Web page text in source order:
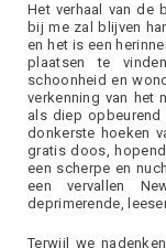
Het verhaal van de
bij me zal blijven
en het is een
plaatsen te
schoonheid en
verkenning van het
als diep
donkerste hoeken
gratis doos,
een scherpe en
een vervallen
deprimerende,
Terwijl we